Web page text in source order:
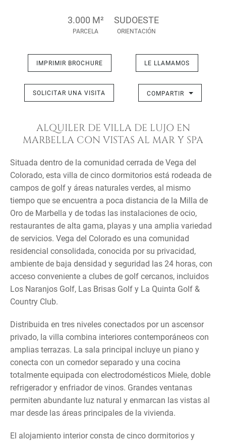
3.000 M²
PARCELA
SUDOESTE
ORIENTACIÓN
IMPRIMIR BROCHURE LE LLAMAMOS
SOLICITAR UNA VISITA COMPARTIR
ALQUILER DE VILLA DE LUJO EN
MARBELLA CON VISTAS AL MAR Y SPA
Situada dentro de la comunidad cerrada de Vega del
Colorado, esta villa de cinco dormitorios está rodeada de
campos de golf y áreas naturales verdes, al mismo
tiempo que se encuentra a poca distancia de la Milla de
Oro de Marbella y de todas las instalaciones de ocio,
restaurantes de alta gama, playas y una amplia variedad
de servicios. Vega del Colorado es una comunidad
residencial consolidada, conocida por su privacidad,
ambiente de baja densidad y seguridad las 24 horas, con
acceso conveniente a clubes de golf cercanos, incluidos
Los Naranjos Golf, Las Brisas Golf y La Quinta Golf &
Country Club.
Distribuida en tres niveles conectados por un ascensor
privado, la villa combina interiores contemporáneos con
amplias terrazas. La sala principal incluye un piano y
conecta con un comedor separado y una cocina
totalmente equipada con electrodomésticos Miele, doble
refrigerador y enfriador de vinos. Grandes ventanas
permiten abundante luz natural y enmarcan las vistas al
mar desde las áreas principales de la vivienda.
El alojamiento interior consta de cinco dormitorios y